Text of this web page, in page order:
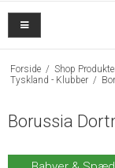
Forside / Shop
Tyskland - Klubber /
Borussia